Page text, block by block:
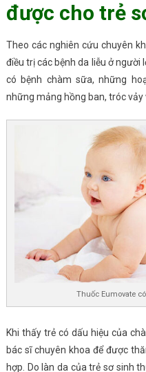
được cho trẻ
Theo các nghiên cứu chuyên
điều trị các bệnh da liễu ở người
có bệnh chàm sữa, những
những mảng hồng ban, tróc vảy
Thuốc Eumovate
Khi thấy trẻ có dấu hiệu của
bác sĩ chuyên khoa để được
hợp. Do làn da của trẻ sơ sinh